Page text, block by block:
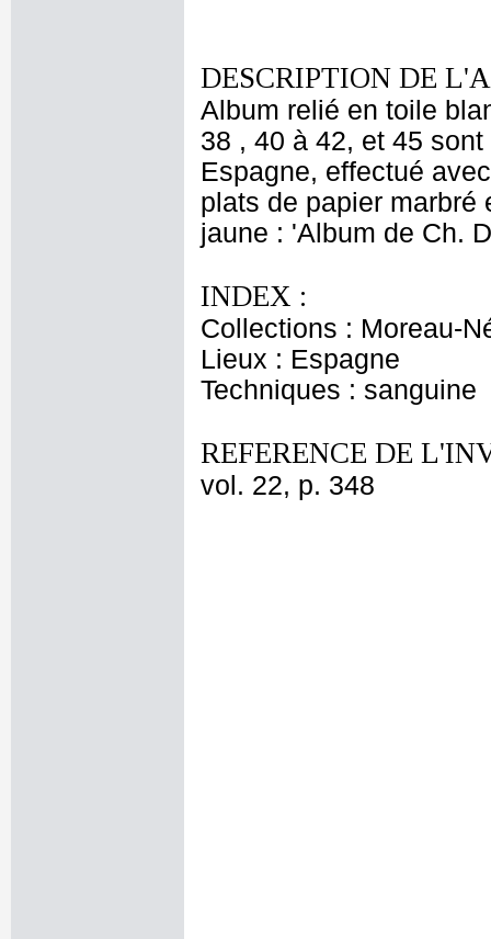
DESCRIPTION DE
Album relié en toile
38 , 40 à 42, et 45
Espagne, effectué
plats de papier marbré
jaune : 'Album de Ch.
INDEX :
Collections : Moreau-
Lieux : Espagne
Techniques : sanguine
REFERENCE DE
vol. 22, p. 348